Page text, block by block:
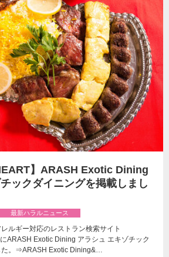
】ARASH Exotic Dining
ックダイニングを掲載しまし
最新ハラルニュース
ルギー対応のレストラン検索サイト
ARASH Exotic Dining アラシュ エキゾチック
た。⇒ARASH Exotic Dining&…